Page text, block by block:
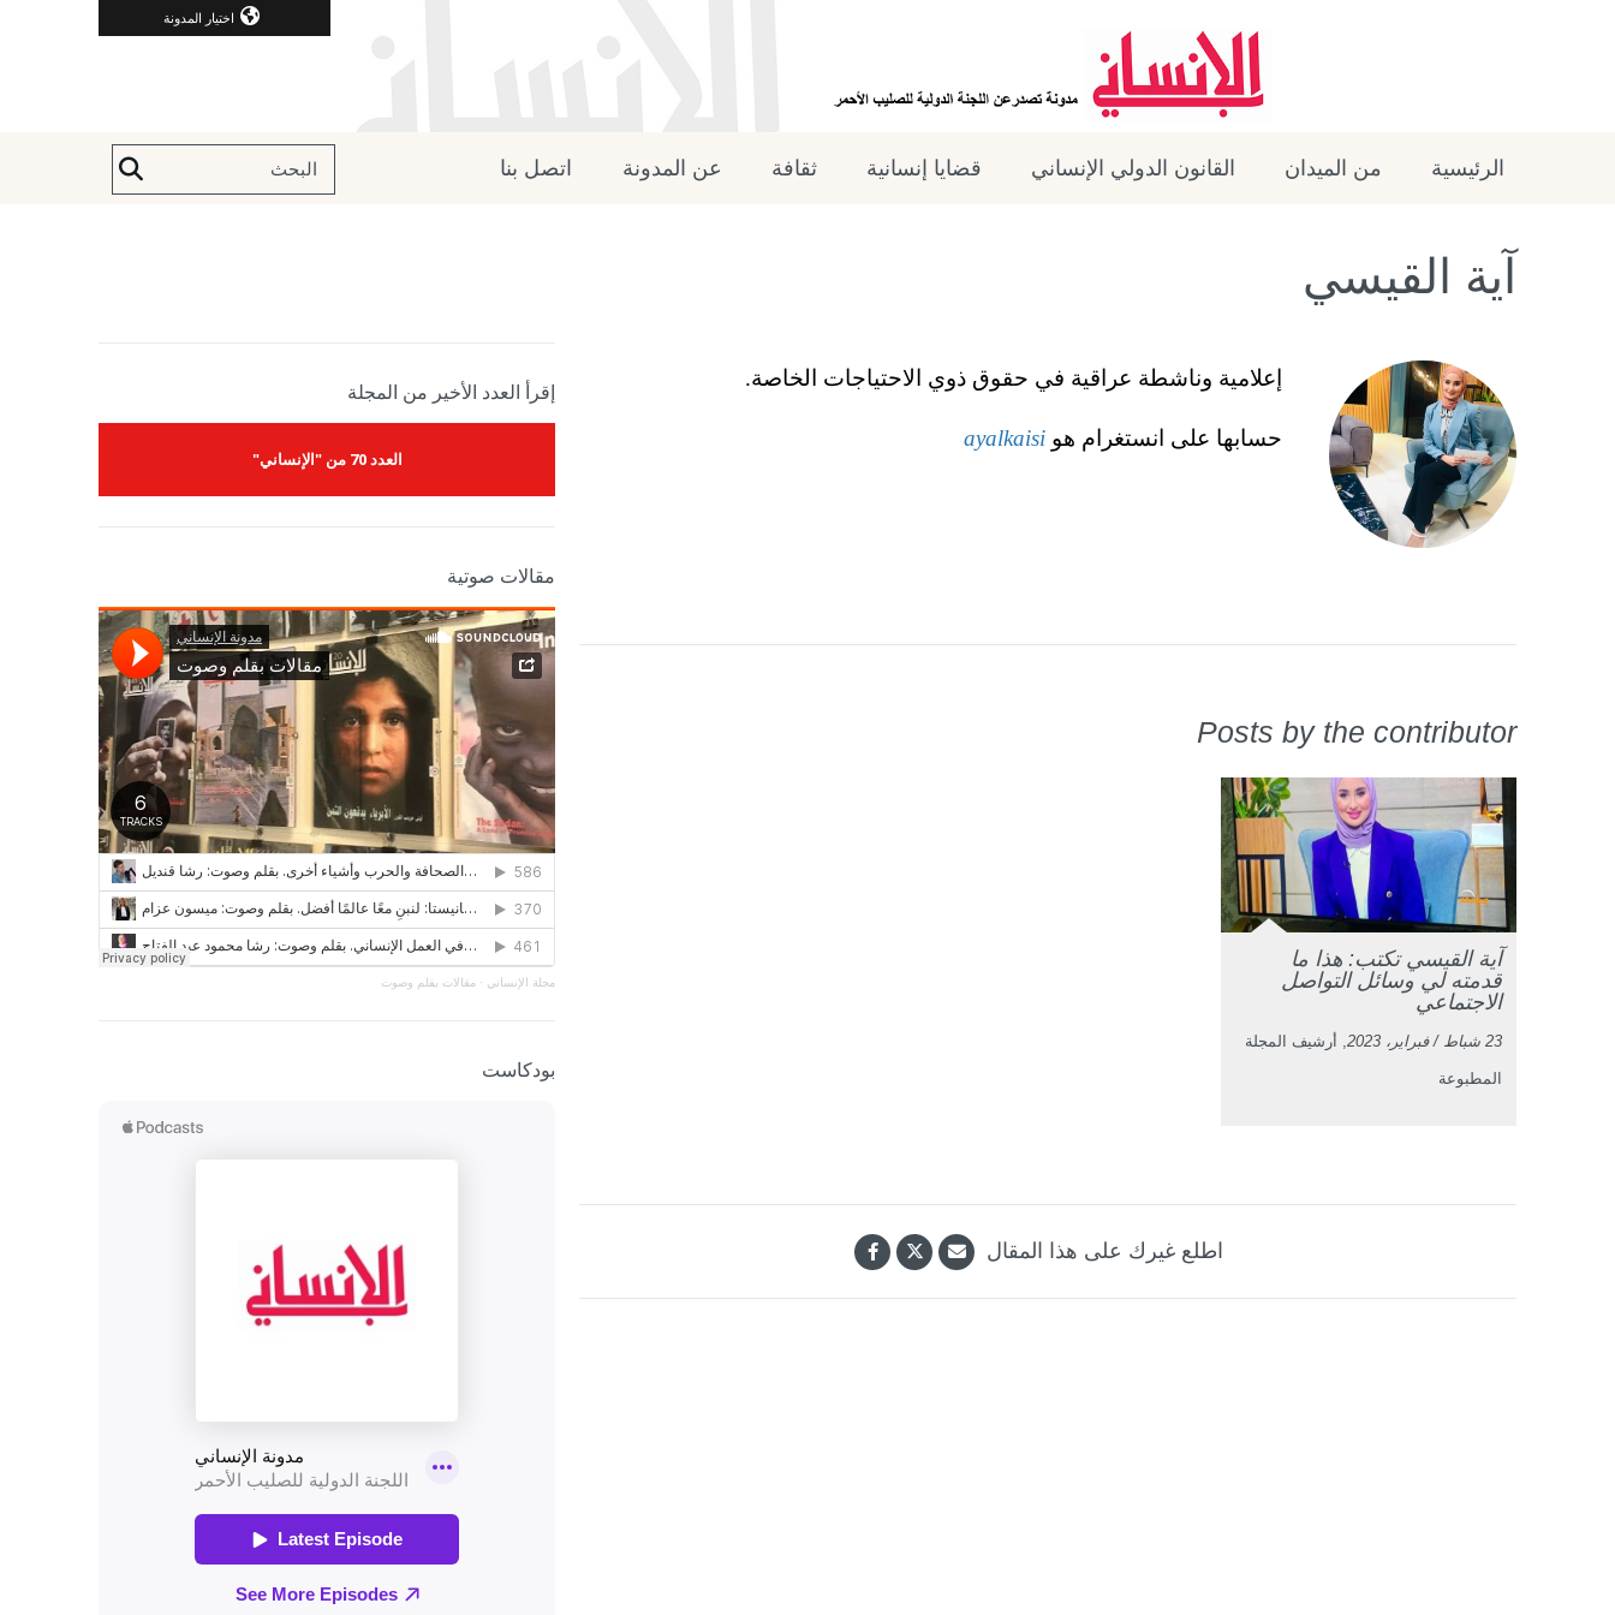
اختيار المدونة
الرئيسية من الميدان القانون الدولي الإنساني قضايا إنسانية ثقافة عن المدونة اتصل بنا
آية القيسي
إعلامية وناشطة عراقية في حقوق ذوي الاحتياجات الخاصة.
حسابها على انستغرام هو ayalkaisi
Posts by the contributor
آية القيسي تكتب: هذا ما
قدمته لي وسائل التواصل
الاجتماعي
23 شباط / فبراير، 2023 , أرشيف المجلة
المطبوعة
اطلع غيرك على هذا المقال
إقرأ العدد الأخير من المجلة
العدد 70 من "الإنساني"
مقالات صوتية
مجلة الإنساني · مقالات بقلم وصوت
بودكاست